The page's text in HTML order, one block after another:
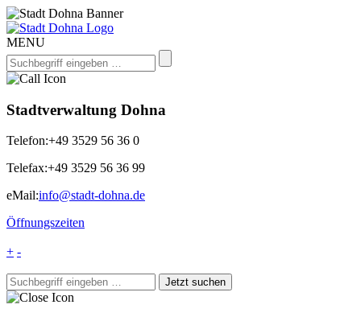
MENU
Stadtverwaltung Dohna
Telefon:+49 3529 56 36 0
Telefax:+49 3529 56 36 99
eMail:info@stadt-dohna.de
Öffnungszeiten
+ -